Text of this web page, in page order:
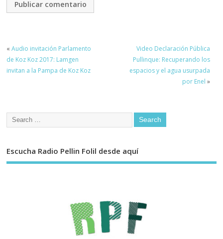
«Audio invitación Parlamento
de Koz Koz 2017: Lamgen
invitan a la Pampa de Koz Koz
Video Declaración Pública
Pullinque: Recuperando los
espacios y el agua usurpada
por Enel »
Escucha Radio Pellin Folil desde aquí